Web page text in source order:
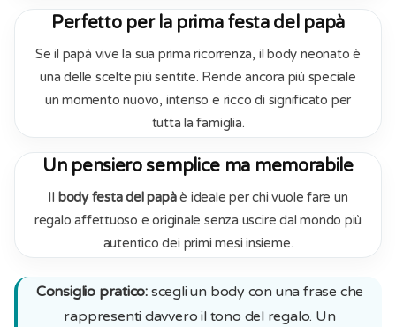
Perfetto per la prima festa del papà
Se il papà vive la sua prima ricorrenza, il body neonato è
una delle scelte più sentite. Rende ancora più speciale
un momento nuovo, intenso e ricco di significato per
tutta la famiglia.
Un pensiero semplice ma memorabile
body festa del papàè ideale per chi vuole fare un
regalo affettuoso e originale senza uscire dal mondo più
autentico dei primi mesi insieme.
Consiglio pratico: scegli un body con una frase che
rappresenti davvero il tono del regalo. Un